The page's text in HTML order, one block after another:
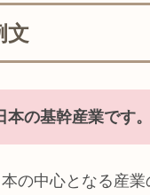
文
の基幹産業です。
本の中心となる産